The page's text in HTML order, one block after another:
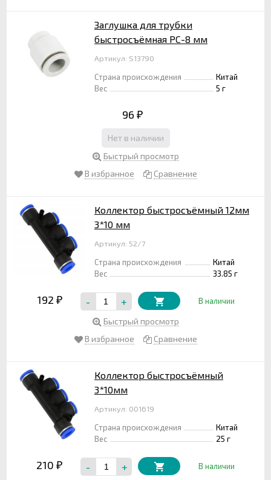
Заглушка для трубки
быстросъёмная PС-8 мм
Артикул: S13790
Страна происхождения
Китай
Вес
5 г
96 ₽
Нет в наличии
Быстрый просмотр
В избранное
Сравнение
Коллектор быстросъёмный 12мм
3*10 мм
Артикул: 52/7
Страна происхождения
Китай
Вес
33.85 г
192 ₽ - + В наличии
Быстрый просмотр
В избранное
Сравнение
Коллектор быстросъёмный
3*10мм
Артикул: 001619
Страна происхождения
Китай
Вес
25 г
210 ₽ - + В наличии